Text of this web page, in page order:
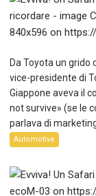
Da Toyota un
vice-presidente di
Giappone aveva il
not survive» (se le
parlava di
Automotive